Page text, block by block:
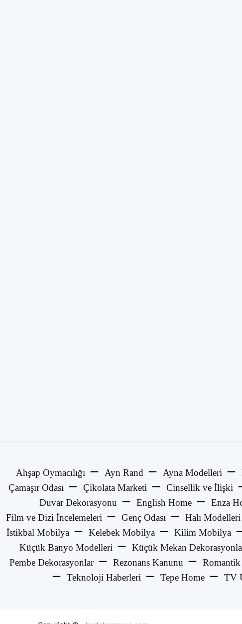
Ahşap Oymacılığı Ayn Rand Ayna Modelleri
Çamaşır Odası
Çikolata Marketi Cinsellik ve İlişki
Duvar Dekorasyonu
English Home Enza
Film ve Dizi İncelemeleri
Genç Odası Halı Modelleri
İstikbal Mobilya
Kelebek Mobilya Kilim Mobilya
Küçük Banyo Modelleri
Küçük Mekan
Pembe Dekorasyonlar
Rezonans Kanunu
Teknoloji Haberleri
Tepe Home TV